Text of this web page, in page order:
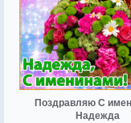
Поздравляю С
Надежда